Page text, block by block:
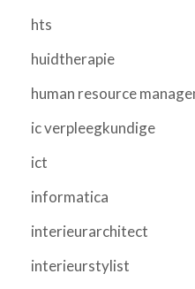
hts
huidtherapie
human resource
ic verpleegkundige
ict
informatica
interieurarchitect
interieurstylist